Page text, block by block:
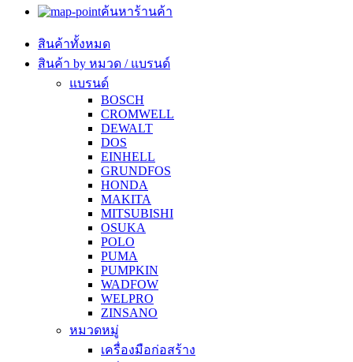
ค้นหาร้านค้า
สินค้าทั้งหมด
สินค้า by หมวด / แบรนด์
แบรนด์
BOSCH
CROMWELL
DEWALT
DOS
EINHELL
GRUNDFOS
HONDA
MAKITA
MITSUBISHI
OSUKA
POLO
PUMA
PUMPKIN
WADFOW
WELPRO
ZINSANO
หมวดหมู่
เครื่องมือก่อสร้าง